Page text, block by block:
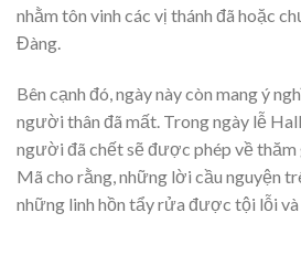
nhằm tôn vinh các vị thánh đã hoặc
Đàng.
Bên cạnh đó, ngày này còn mang ý
người thân đã mất. Trong ngày lễ
người đã chết sẽ được phép về thăm
Mã cho rằng, những lời cầu nguyện
những linh hồn tẩy rửa được tội lỗi